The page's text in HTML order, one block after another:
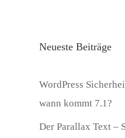
Neueste Beiträge
WordPress
wann kommt 7.1?
Der Parallax Text –